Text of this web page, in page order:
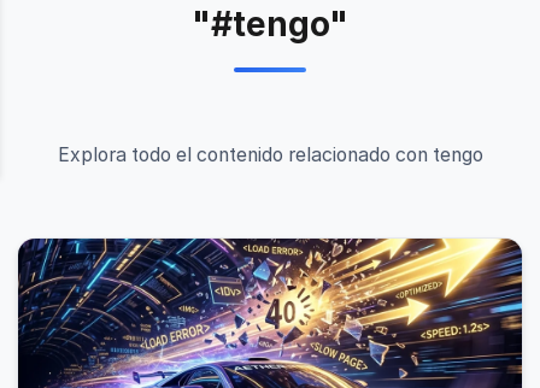
"#tengo"
Explora todo el contenido relacionado con tengo